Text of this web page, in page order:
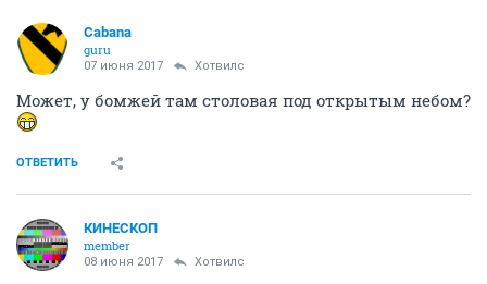
Cabana
guru
07 июня 2017 Хотвилс
Может, у бомжей там столовая под открытым небом?
ОТВЕТИТЬ
КИНЕСКОП
member
08 июня 2017 Хотвилс